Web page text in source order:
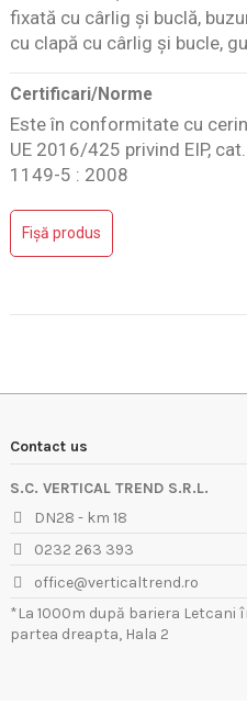
fixată cu cârlig și buclă,
cu clapă cu cârlig și bucle,
Certificari/Norme
Este în conformitate cu
UE 2016/425 privind EIP,
1149-5 : 2008
Fișă produs
Contact us
S.C. VERTICAL TREND S.R.L.
DN28 - km 18
0232 263 393
office@verticaltrend.ro
*La 1000m după bariera Letcani
partea dreapta, Hala 2